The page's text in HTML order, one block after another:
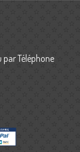
par Téléphone